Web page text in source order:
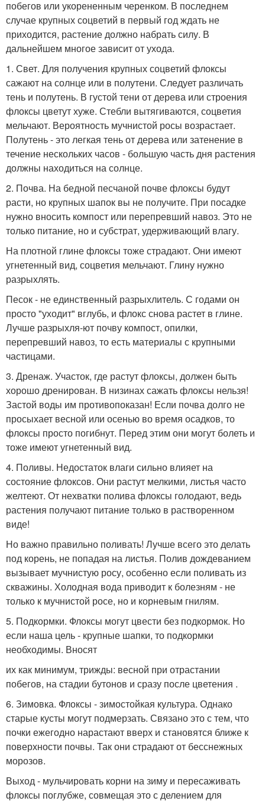
побегов или укорененным черенком. В последнем
случае крупных соцветий в первый год ждать не
приходится, растение должно набрать силу. В
дальнейшем многое зависит от ухода.
1. Свет. Для получения крупных соцветий флоксы
сажают на солнце или в полутени. Следует различать
тень и полутень. В густой тени от дерева или строения
флоксы цветут хуже. Стебли вытягиваются, соцветия
мельчают. Вероятность мучнистой росы возрастает.
Полутень - это легкая тень от дерева или затенение в
течение нескольких часов - большую часть дня растения
должны находиться на солнце.
2. Почва. На бедной песчаной почве флоксы будут
расти, но крупных шапок вы не получите. При посадке
нужно вносить компост или перепревший навоз. Это не
только питание, но и субстрат, удерживающий влагу.
На плотной глине флоксы тоже страдают. Они имеют
угнетенный вид, соцветия мельчают. Глину нужно
разрыхлять.
Песок - не единственный разрыхлитель. С годами он
просто "уходит" вглубь, и флокс снова растет в глине.
Лучше разрыхля-ют почву компост, опилки,
перепревший навоз, то есть материалы с крупными
частицами.
3. Дренаж. Участок, где растут флоксы, должен быть
хорошо дренирован. В низинах сажать флоксы нельзя!
Застой воды им противопоказан! Если почва долго не
просыхает весной или осенью во время осадков, то
флоксы просто погибнут. Перед этим они могут болеть и
тоже имеют угнетенный вид.
4. Поливы. Недостаток влаги сильно влияет на
состояние флоксов. Они растут мелкими, листья часто
желтеют. От нехватки полива флоксы голодают, ведь
растения получают питание только в растворенном
виде!
Но важно правильно поливать! Лучше всего это делать
под корень, не попадая на листья. Полив дождеванием
вызывает мучнистую росу, особенно если поливать из
скважины. Холодная вода приводит к болезням - не
только к мучнистой росе, но и корневым гнилям.
5. Подкормки. Флоксы могут цвести без подкормок. Но
если наша цель - крупные шапки, то подкормки
необходимы. Вносят
их как минимум, трижды: весной при отрастании
побегов, на стадии бутонов и сразу после цветения .
6. Зимовка. Флоксы - зимостойкая культура. Однако
старые кусты могут подмерзать. Связано это с тем, что
почки ежегодно нарастают вверх и становятся ближе к
поверхности почвы. Так они страдают от бесснежных
морозов.
Выход - мульчировать корни на зиму и пересаживать
флоксы поглубже, совмещая это с делением для